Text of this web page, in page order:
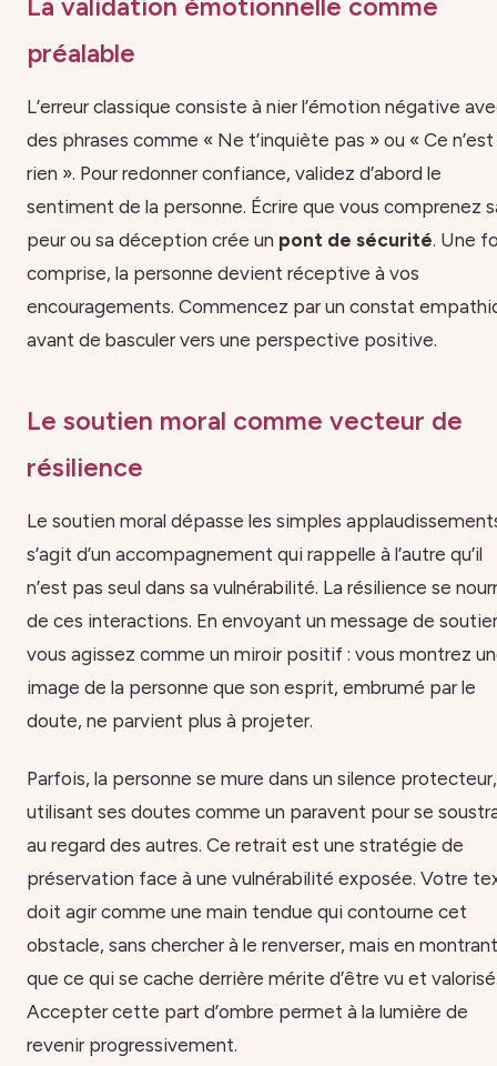
La validation émotionnelle comme
préalable
L’erreur classique consiste à nier l’émotion négative
des phrases comme « Ne t’inquiète pas » ou « Ce n’est
rien ». Pour redonner confiance, validez d’abord le
sentiment de la personne. Écrire que vous comprenez
peur ou sa déception crée un pont de sécurité. Une
comprise, la personne devient réceptive à vos
encouragements. Commencez par un constat
avant de basculer vers une perspective positive.
Le soutien moral comme vecteur de
résilience
Le soutien moral dépasse les simples
s’agit d’un accompagnement qui rappelle à l’autre qu’il
n’est pas seul dans sa vulnérabilité. La résilience se
de ces interactions. En envoyant un message de
vous agissez comme un miroir positif : vous montrez
image de la personne que son esprit, embrumé par le
doute, ne parvient plus à projeter.
Parfois, la personne se mure dans un silence protecteur,
utilisant ses doutes comme un paravent pour se
au regard des autres. Ce retrait est une stratégie de
préservation face à une vulnérabilité exposée. Votre
doit agir comme une main tendue qui contourne cet
obstacle, sans chercher à le renverser, mais en montrant
que ce qui se cache derrière mérite d’être vu et
Accepter cette part d’ombre permet à la lumière de
revenir progressivement.